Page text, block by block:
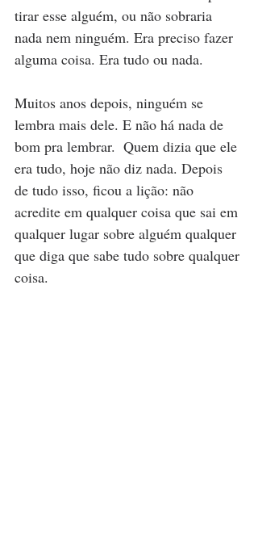
tirar esse alguém, ou não sobraria
nada nem ninguém. Era preciso fazer
alguma coisa. Era tudo ou nada.
Muitos anos depois, ninguém se
lembra mais dele. E não há nada de
bom pra lembrar.  Quem dizia que ele
era tudo, hoje não diz nada. Depois
de tudo isso, ficou a lição: não
acredite em qualquer coisa que sai em
qualquer lugar sobre alguém qualquer
que diga que sabe tudo sobre qualquer
coisa.